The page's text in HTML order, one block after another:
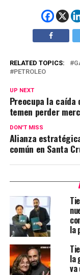
RELATED TOPICS:
PETROLEO
UP NEXT
Preocupa la caída
temen perder
DON'T MISS
Alianza
común en Santa
la
la
va